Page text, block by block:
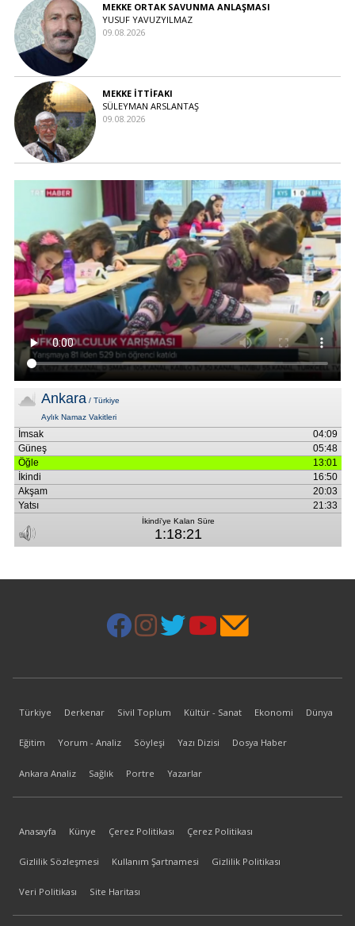
MEKKE ORTAK SAVUNMA ANLAŞMASI
YUSUF YAVUZYILMAZ
09.08.2026
MEKKE İTTİFAKI
SÜLEYMAN ARSLANTAŞ
09.08.2026
Türkiye Derkenar Sivil Toplum Kültür - Sanat Ekonomi Dünya
Eğitim Yorum - Analiz Söyleşi Yazı Dizisi Dosya Haber
Ankara Analiz Sağlık Portre Yazarlar
Anasayfa Künye Çerez Politikası Çerez Politikası
Gizlilik Sözleşmesi Kullanım Şartnamesi Gizlilik Politikası
Veri Politikası Site Haritası